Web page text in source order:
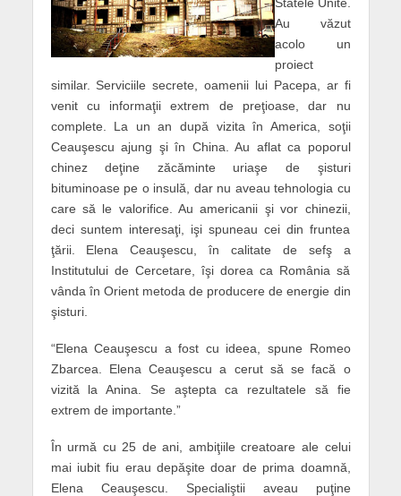
Au văzut
acolo un
proiect
similar. Serviciile secrete, oamenii lui Pacepa, ar fi
venit cu informaţii extrem de preţioase, dar nu
complete. La un an după vizita în America, soţii
Ceauşescu ajung şi în China. Au aflat ca poporul
chinez deţine zăcăminte uriaşe de şisturi
bituminoase pe o insulă, dar nu aveau tehnologia cu
care să le valorifice. Au americanii şi vor chinezii,
deci suntem interesaţi, işi spuneau cei din fruntea
ţării. Elena Ceauşescu, în calitate de sefş a
Institutului de Cercetare, îşi dorea ca România să
vânda în Orient metoda de producere de energie din
şisturi.
“Elena Ceauşescu a fost cu ideea, spune Romeo
Zbarcea. Elena Ceauşescu a cerut să se facă o
vizită la Anina. Se aştepta ca rezultatele să fie
extrem de importante.”
În urmă cu 25 de ani, ambiţiile creatoare ale celui
mai iubit fiu erau depăşite doar de prima doamnă,
Elena Ceauşescu. Specialiştii aveau puţine